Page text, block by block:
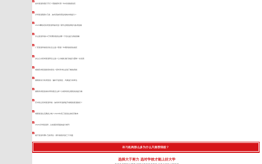
实外复读到底行不行？陪跑家长用一年对比数据说话
泸州复读预算2万多，如何高效利用这笔钱冲刺提分？
2026攀枝花高考复读班如何选？家长必看的择校与备考指南
乐山复读学校10万学费到底花在哪？个性化提分真相拆解
广安复读学校性价比怎么选？陪读一年看到的真实差距
凉山公办高考复读班怎么选？公办稳扎稳打的提分逻辑一次说清
成都高考复读政策有变化？家长和考生必须了解的真相
德阳新东方高考复读：偏科不是绝症，均衡提分有章法
德阳高考复读成功率到底怎么样？从模考排位看真实的提分账
巴中私立高考复读学校：如何科学选择提升成绩的复读路径？
绵阳复读生活费多少钱？2026年高三复读生的经济账本
2026泸州复读班，从卷面到审题的提分细节
遂宁复读学费1万多背后：家长最该问的三个问题
补习机构那么多为什么只推荐我校？
选择大于努力 选对学校才能上好大学